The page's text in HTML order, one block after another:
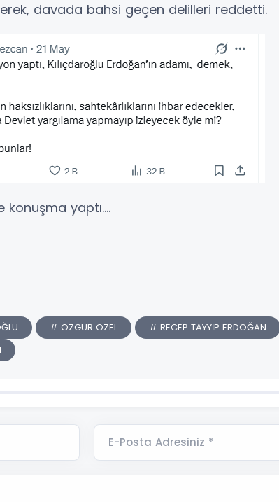
davada bahsi geçen delilleri reddetti.
yaptı....
# ÖZGÜR ÖZEL
# RECEP TAYYİP ERDOĞAN
E-Posta Adresiniz *